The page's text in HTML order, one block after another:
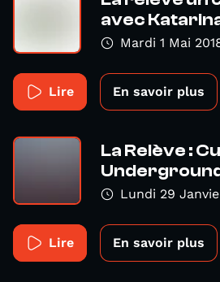
avec
Mardi 1 Mai
Lire En savoir plus
La Relève :
Lundi 29
Lire En savoir plus